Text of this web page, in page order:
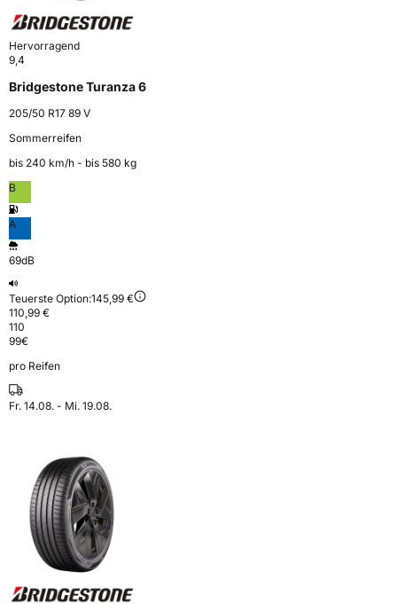
Hervorragend
9,4
Bridgestone Turanza 6
205/50 R17 89 V
Sommerreifen
bis 240 km⁠/⁠h - bis 580 kg
B
A
69dB
Teuerste Option:145,99 €
110,99 €
110
99€
pro Reifen
Fr. 14.08. - Mi. 19.08.